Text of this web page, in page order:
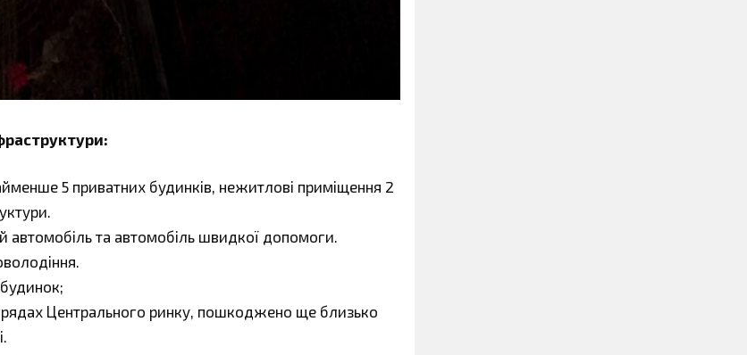
5 приватних будинків, нежитлові приміщення 2
автомобіль та автомобіль швидкої допомоги.
рядах Центрального ринку, пошкоджено ще близько